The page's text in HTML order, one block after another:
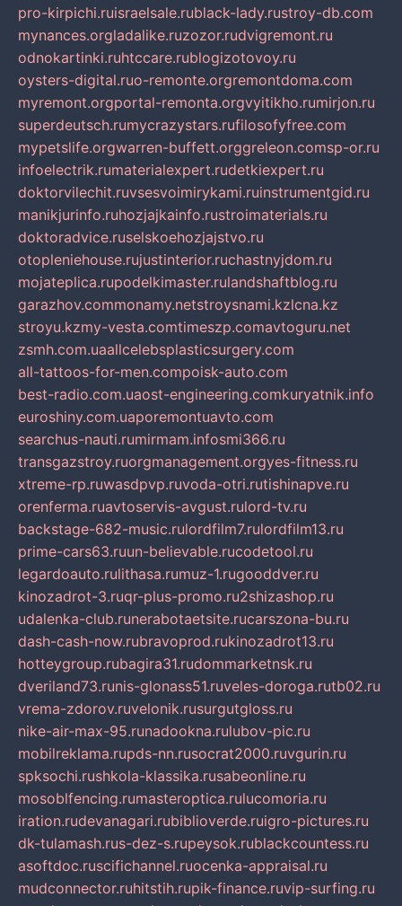
pro-kirpichi.ruisraelsale.rublack-lady.rustroy-db.com
mynances.orgladalike.ruzozor.rudvigremont.ru
odnokartinki.ruhtccare.rublogizotovoy.ru
oysters-digital.ruo-remonte.orgremontdoma.com
myremont.orgportal-remonta.orgvyitikho.rumirjon.ru
superdeutsch.rumycrazystars.rufilosofyfree.com
mypetslife.orgwarren-buffett.orggreleon.comsp-or.ru
infoelectrik.rumaterialexpert.rudetkiexpert.ru
doktorvilechit.ruvsesvoimirykami.ruinstrumentgid.ru
manikjurinfo.ruhozjajkainfo.rustroimaterials.ru
doktoradvice.ruselskoehozjajstvo.ru
otopleniehouse.rujustinterior.ruchastnyjdom.ru
mojateplica.rupodelkimaster.rulandshaftblog.ru
garazhov.commonamy.netstroysnami.kzlcna.kz
stroyu.kzmy-vesta.comtimeszp.comavtoguru.net
zsmh.com.uaallcelebsplasticsurgery.com
all-tattoos-for-men.compoisk-auto.com
best-radio.com.uaost-engineering.comkuryatnik.info
euroshiny.com.uaporemontuavto.com
searchus-nauti.rumirmam.infosmi366.ru
transgazstroy.ruorgmanagement.orgyes-fitness.ru
xtreme-rp.ruwasdpvp.ruvoda-otri.rutishinapve.ru
orenferma.ruavtoservis-avgust.rulord-tv.ru
backstage-682-music.rulordfilm7.rulordfilm13.ru
prime-cars63.ruun-believable.rucodetool.ru
legardoauto.rulithasa.rumuz-1.rugooddver.ru
kinozadrot-3.ruqr-plus-promo.ru2shizashop.ru
udalenka-club.runerabotaetsite.rucarszona-bu.ru
dash-cash-now.rubravoprod.rukinozadrot13.ru
hotteygroup.rubagira31.rudommarketnsk.ru
dveriland73.runis-glonass51.ruveles-doroga.rutb02.ru
vrema-zdorov.ruvelonik.rusurgutgloss.ru
nike-air-max-95.runadookna.rulubov-pic.ru
mobilreklama.rupds-nn.rusocrat2000.ruvgurin.ru
spksochi.rushkola-klassika.rusabeonline.ru
mosoblfencing.rumasteroptica.rulucomoria.ru
iration.rudevanagari.rubiblioverde.ruigro-pictures.ru
dk-tulamash.rus-dez-s.rupeysok.rublackcountess.ru
asoftdoc.ruscifichannel.ruocenka-appraisal.ru
mudconnector.ruhitstih.rupik-finance.ruvip-surfing.ru